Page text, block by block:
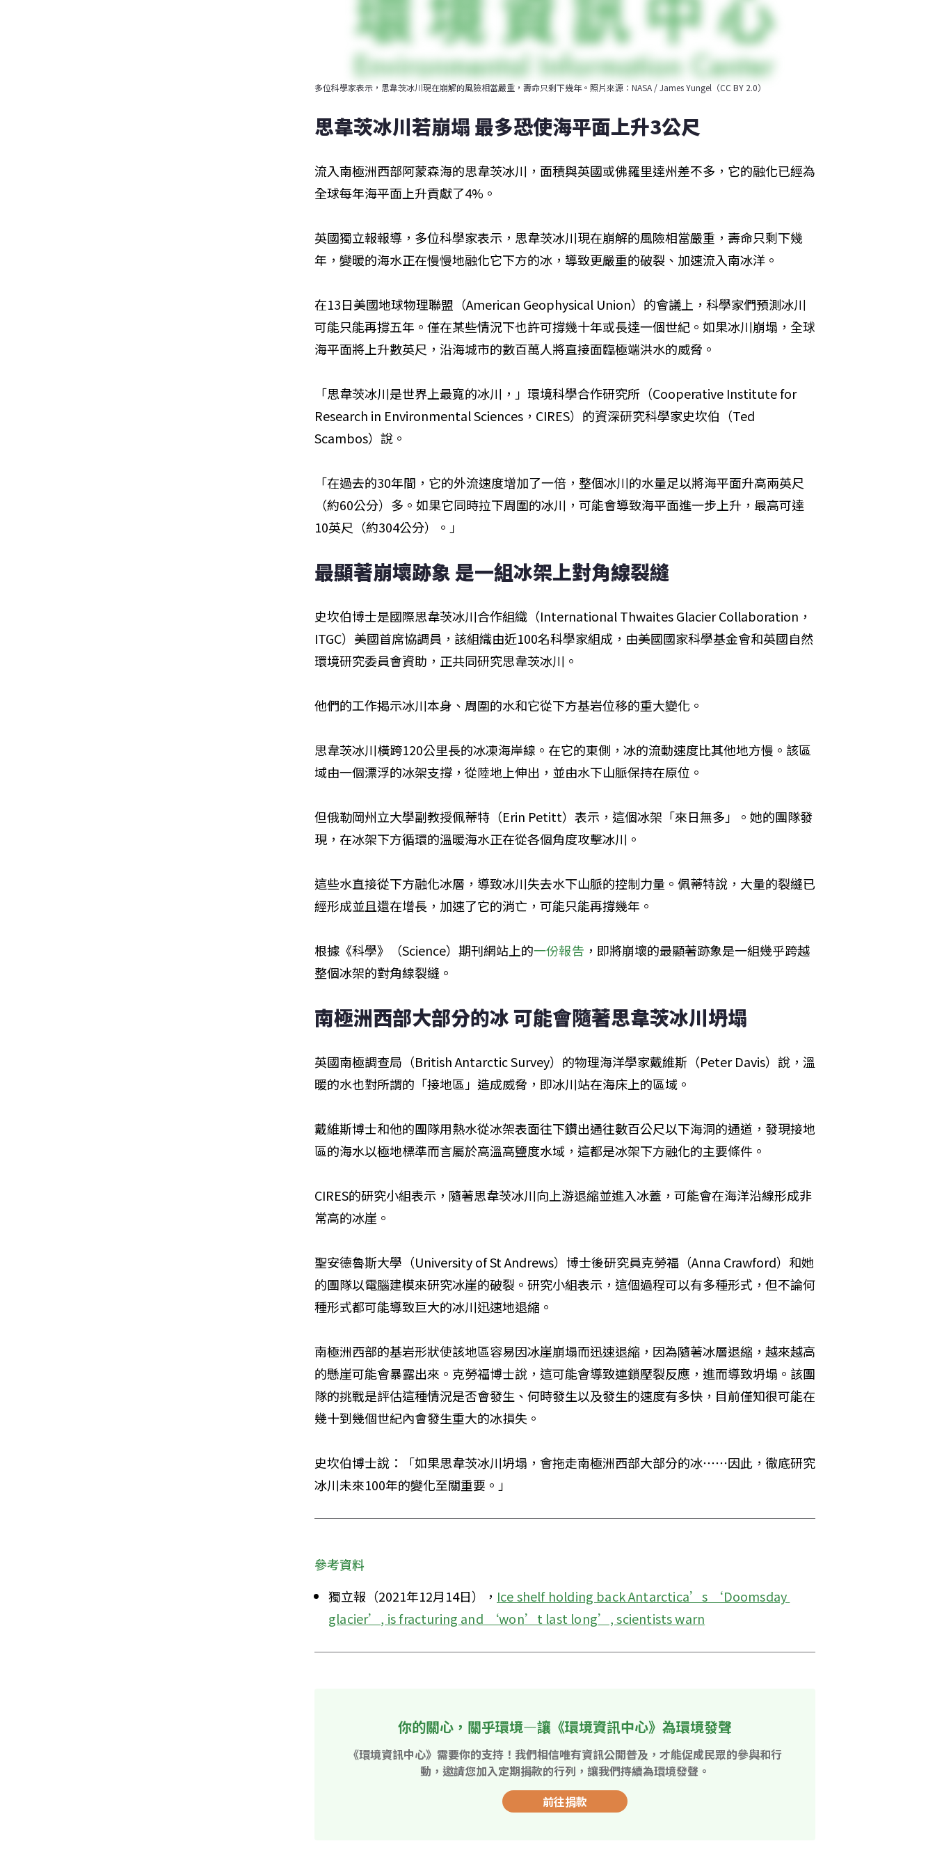
多位科學家表示，思韋茨冰川現在崩解的風險相當嚴重，壽命只剩下幾年。照片來源：NASA / James Yungel（CC BY 2.0）
思韋茨冰川若崩塌 最多恐使海平面上升3公尺
流入南極洲西部阿蒙森海的思韋茨冰川，面積與英國或佛羅里達州差不多，它的融化已經為
全球每年海平面上升貢獻了4%。
英國獨立報報導，多位科學家表示，思韋茨冰川現在崩解的風險相當嚴重，壽命只剩下幾
年，變暖的海水正在慢慢地融化它下方的冰，導致更嚴重的破裂、加速流入南冰洋。
在13日美國地球物理聯盟（American Geophysical Union）的會議上，科學家們預測冰川
可能只能再撐五年。僅在某些情況下也許可撐幾十年或長達一個世紀。如果冰川崩塌，全球
海平面將上升數英尺，沿海城市的數百萬人將直接面臨極端洪水的威脅。
「思韋茨冰川是世界上最寬的冰川，」環境科學合作研究所（Cooperative Institute for
Research in Environmental Sciences，CIRES）的資深研究科學家史坎伯（Ted
Scambos）說。
「在過去的30年間，它的外流速度增加了一倍，整個冰川的水量足以將海平面升高兩英尺
（約60公分）多。如果它同時拉下周圍的冰川，可能會導致海平面進一步上升，最高可達
10英尺（約304公分）。」
最顯著崩壞跡象 是一組冰架上對角線裂縫
史坎伯博士是國際思韋茨冰川合作組織（International Thwaites Glacier Collaboration，
ITGC）美國首席協調員，該組織由近100名科學家組成，由美國國家科學基金會和英國自然
環境研究委員會資助，正共同研究思韋茨冰川。
他們的工作揭示冰川本身、周圍的水和它從下方基岩位移的重大變化。
思韋茨冰川橫跨120公里長的冰凍海岸線。在它的東側，冰的流動速度比其他地方慢。該區
域由一個漂浮的冰架支撐，從陸地上伸出，並由水下山脈保持在原位。
但俄勒岡州立大學副教授佩蒂特（Erin Petitt）表示，這個冰架「來日無多」。她的團隊發
現，在冰架下方循環的溫暖海水正在從各個角度攻擊冰川。
這些水直接從下方融化冰層，導致冰川失去水下山脈的控制力量。佩蒂特說，大量的裂縫已
經形成並且還在增長，加速了它的消亡，可能只能再撐幾年。
根據《科學》（Science）期刊網站上的一份報告 ，即將崩壞的最顯著跡象是一組幾乎跨越
整個冰架的對角線裂縫。
南極洲西部大部分的冰 可能會隨著思韋茨冰川坍塌
英國南極調查局（British Antarctic Survey）的物理海洋學家戴維斯（Peter Davis）說，溫
暖的水也對所謂的「接地區」造成威脅，即冰川站在海床上的區域。
戴維斯博士和他的團隊用熱水從冰架表面往下鑽出通往數百公尺以下海洞的通道，發現接地
區的海水以極地標準而言屬於高溫高鹽度水域，這都是冰架下方融化的主要條件。
CIRES的研究小組表示，隨著思韋茨冰川向上游退縮並進入冰蓋，可能會在海洋沿線形成非
常高的冰崖。
聖安德魯斯大學（University of St Andrews）博士後研究員克勞福（Anna Crawford）和她
的團隊以電腦建模來研究冰崖的破裂。研究小組表示，這個過程可以有多種形式，但不論何
種形式都可能導致巨大的冰川迅速地退縮。
南極洲西部的基岩形狀使該地區容易因冰崖崩塌而迅速退縮，因為隨著冰層退縮，越來越高
的懸崖可能會暴露出來。克勞福博士說，這可能會導致連鎖壓裂反應，進而導致坍塌。該團
隊的挑戰是評估這種情況是否會發生、何時發生以及發生的速度有多快，目前僅知很可能在
幾十到幾個世紀內會發生重大的冰損失。
史坎伯博士說：「如果思韋茨冰川坍塌，會拖走南極洲西部大部分的冰⋯⋯因此，徹底研究
冰川未來100年的變化至關重要。」
參考資料
獨立報（2021年12月14日）， Ice shelf holding back Antarctica’s ‘Doomsday
glacier’, is fracturing and ‘won’t last long’, scientists warn
你的關心，關乎環境—讓《環境資訊中心》為環境發聲
《環境資訊中心》需要你的支持！我們相信唯有資訊公開普及，才能促成民眾的參與和行
動，邀請您加入定期捐款的行列，讓我們持續為環境發聲。
前往捐款